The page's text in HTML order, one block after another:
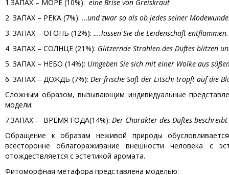
1.ЗАПАХ – МОРЕ (10%): eine Brise von Greiskraut
2. ЗАПАХ – РЕКА (7%): …und zwar so als ob jedes seiner
3. ЗАПАХ – ОГОНЬ (12%): ….lassen Sie die Leidenschaft entflammen.
4. ЗАПАХ – СОЛНЦЕ (21%): Glitzernde Strahlen des Duftes blitzen
5. ЗАПАХ – НЕБО (14%): Umgeben Sie sich mit einer Wolke aus
6. ЗАПАХ – ДОЖДЬ (7%): Der frische Saft der Litschi tropft auf die
Сложным образом, вызывающим индивидуальные
модели:
7.ЗАПАХ – ВРЕМЯ ГОДА(14%): Der Charakter des Duftes
Обращение к образам неживой природы
всесторонне облагораживание внешности человека с
отождествляется с эстетикой аромата.
Фитоморфная метафора представлена моделью: